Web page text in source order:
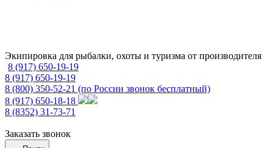
Экипировка для рыбалки, охоты и туризма от производителя
8 (917) 650-19-19
8 (917) 650-19-19
8 (800) 350-52-21 (по России звонок бесплатный)
8 (917) 650-18-18
8 (8352) 31-73-71
Заказать звонок